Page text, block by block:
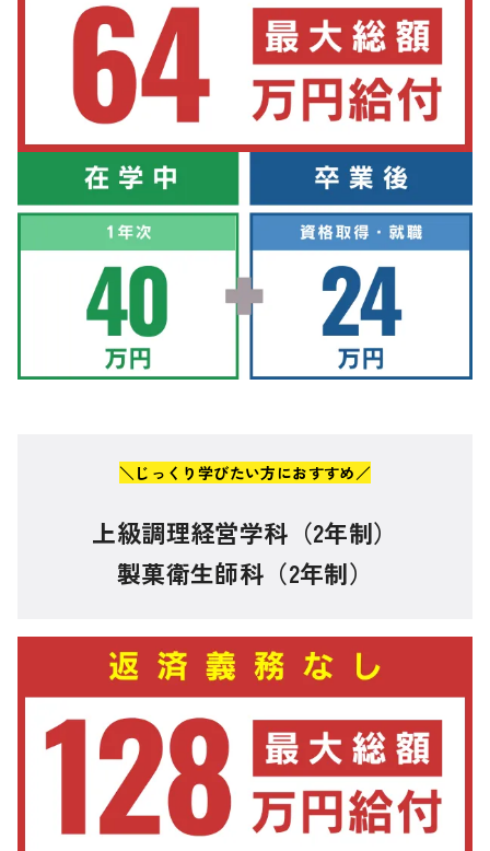
＼じっくり学びたい方におすすめ／
上級調理経営学科（2年制）
製菓衛生師科（2年制）